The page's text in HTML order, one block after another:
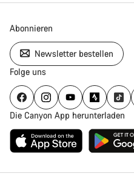
Abonnieren
Newsletter bestellen
Folge uns
Die Canyon App herunterladen